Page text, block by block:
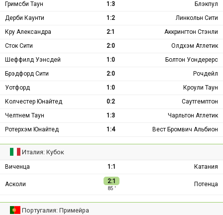
Гримсби Таун
1:3
Блэкпул
Дерби Каунти
1:2
Линкольн Сити
Кру Александра
2:1
Аккрингтон Стэнли
Сток Сити
2:0
Олдхэм Атлетик
Шеффилд Уэнсдей
1:0
Болтон Уондерерс
Брэдфорд Сити
2:0
Рочдейл
Уотфорд
1:0
Кроули Таун
Колчестер Юнайтед
0:2
Саутгемптон
Челтнем Таун
1:3
Чарльтон Атлетик
Ротерхэм Юнайтед
1:4 Вест Бромвич Альбион
Италия: Кубок
Виченца 1:1 Катания
Асколи 2:1
85 ′
Потенца
Португалия: Примейра